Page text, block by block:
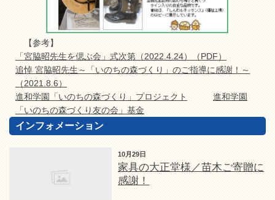
【参考】
「宮脇昭先生を偲ぶ会」式次第（2022.4.24）（PDF）
追悼 宮脇昭先生～「いのちの森づくり」のご指導に感謝！～
（2021.8.6）
進和学園「いのちの森づくり」プロジェクト
進和学園
「いのちの森づくり友の会」基金
インフォメーション
10月29日
家具の大正堂様／苗木ご寄贈に
感謝！